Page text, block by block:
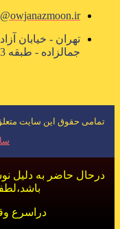
تهران - خیابان
جمالزاده - طبقه 3 - واحد 2
تمامی حقوق این سایت
درحال حاضر به دلیل
دراسرع